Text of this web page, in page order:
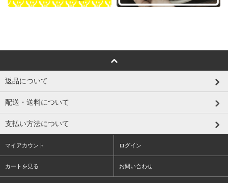
返品について
配送・送料について
支払い方法について
マイアカウント ログイン
カートを見る お問い合わせ